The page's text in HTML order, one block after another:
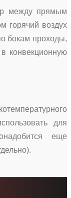
между прямым
горячий воздух
бокам проходы,
конвекционную
для
еще